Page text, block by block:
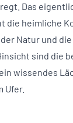
Das
die heimliche
Natur und
sind die
wissendes
Ufer.